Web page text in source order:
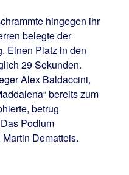
hingegen ihr
belegte der
Einen Platz in den
29 Sekunden.
Alex Baldaccini,
bereits zum
betrug
Podium
Dematteis.